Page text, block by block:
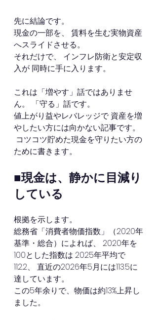
先に結論です。
現金の一部を、 賃料を生む実物資産
へスライドさせる。
それだけで、 インフレ防衛と安定収
入が 同時に手に入ります。
これは「増やす」話ではありませ
ん。 「守る」話です。
値上がり益やレバレッジで 資産を増
やしたい方には向かない記事です。
ために書きます。
■現金は、静かに目減り
している
根拠を示します。
総務省「消費者物価指数」（2020年
基準・総合）によれば、 2020年を
100とした指数は 2025年平均で
112.2、 直近の2026年5月には113.5に
達しています。
この5年余りで、物価は約13%上昇し
ました。